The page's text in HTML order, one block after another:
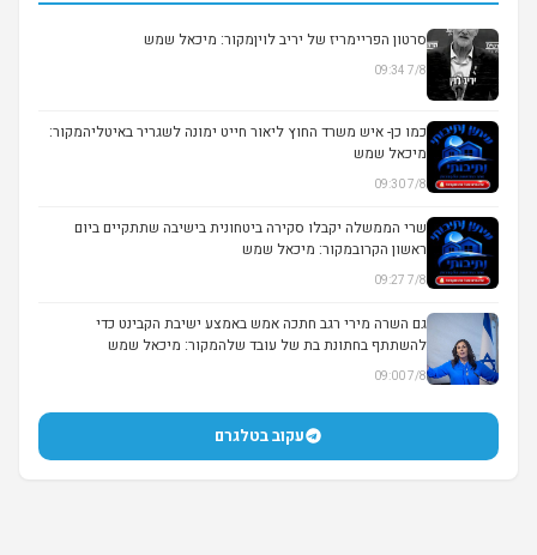
▶
סרטון הפריימריז של יריב לויןמקור: מיכאל שמש
7/8 09:34
כמו כן- איש משרד החוץ ליאור חייט ימונה לשגריר באיטליהמקור:
מיכאל שמש
7/8 09:30
שרי הממשלה יקבלו סקירה ביטחונית בישיבה שתתקיים ביום
ראשון הקרובמקור: מיכאל שמש
7/8 09:27
גם השרה מירי רגב חתכה אמש באמצע ישיבת הקבינט כדי
להשתתף בחתונת בת של עובד שלהמקור: מיכאל שמש
7/8 09:00
עקוב בטלגרם